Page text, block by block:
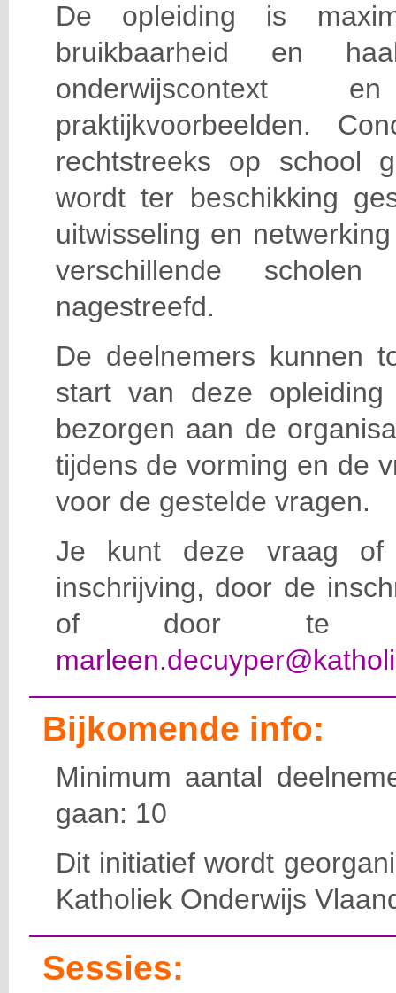
De opleiding is
bruikbaarheid en
praktijkvoorbeelden.
rechtstreeks op school
wordt ter beschikking
uitwisseling en
verschillende scholen
nagestreefd.
De deelnemers kunnen
start van deze
bezorgen aan de
tijdens de vorming en de
voor de gestelde vragen.
Je kunt deze vraag of
inschrijving, door de
of door te e-
Bijkomende info:
Minimum aantal
gaan: 10
Dit initiatief wordt
Katholiek Onderwijs
Sessies: